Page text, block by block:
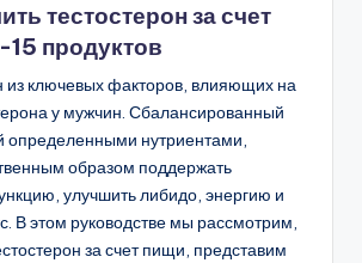
тестостерон за счет
продуктов
ключевых факторов, влияющих на
у мужчин. Сбалансированный
определенными нутриентами,
образом поддержать
улучшить либидо, энергию и
В этом руководстве мы рассмотрим,
за счет пищи, представим